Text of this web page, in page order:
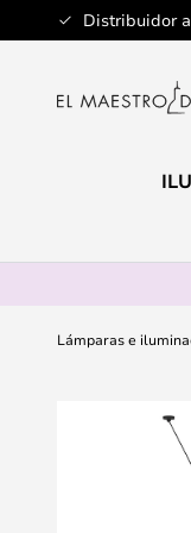
Distribuidor
Ir
al
Lámparas e